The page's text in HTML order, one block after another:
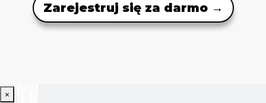
Zarejestruj się za darmo →
×